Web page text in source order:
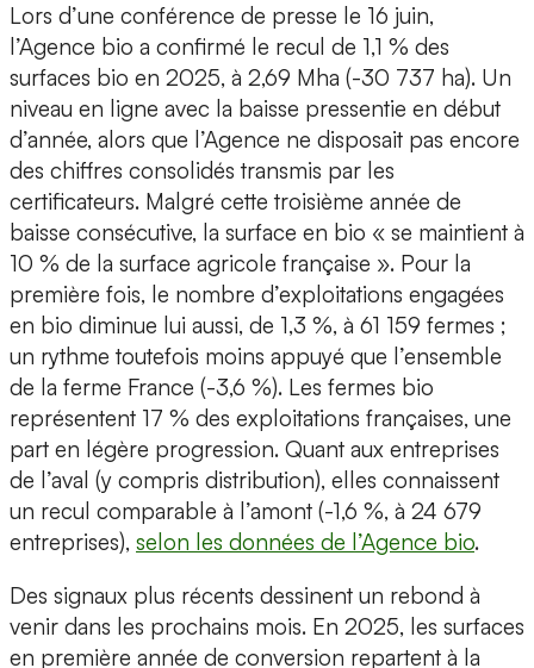
Lors d’une conférence de presse le 16 juin,
l’Agence bio a confirmé le recul de 1,1 % des
surfaces bio en 2025, à 2,69 Mha (-30 737 ha). Un
niveau en ligne avec la baisse pressentie en début
d’année, alors que l’Agence ne disposait pas encore
des chiffres consolidés transmis par les
certificateurs. Malgré cette troisième année de
baisse consécutive, la surface en bio « se maintient à
10 % de la surface agricole française ». Pour la
première fois, le nombre d’exploitations engagées
en bio diminue lui aussi, de 1,3 %, à 61 159 fermes ;
un rythme toutefois moins appuyé que l’ensemble
de la ferme France (-3,6 %). Les fermes bio
représentent 17 % des exploitations françaises, une
part en légère progression. Quant aux entreprises
de l’aval (y compris distribution), elles connaissent
un recul comparable à l’amont (-1,6 %, à 24 679
entreprises), selon les données de l’Agence bio.
Des signaux plus récents dessinent un rebond à
venir dans les prochains mois. En 2025, les surfaces
en première année de conversion repartent à la